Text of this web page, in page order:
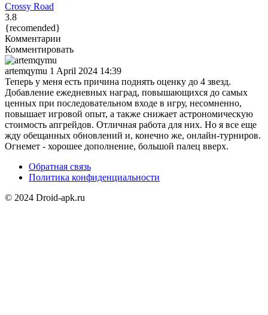
Crossy Road
3.8
{recomended}
Комментарии
Комментировать
artemqymu 1 April 2024 14:39
Теперь у меня есть причина поднять оценку до 4 звезд.
Добавление ежедневных наград, повышающихся до самых
ценных при последовательном входе в игру, несомненно,
повышает игровой опыт, а также снижает астрономическую
стоимость апгрейдов. Отличная работа для них. Но я все еще
жду обещанных обновлений и, конечно же, онлайн-турниров.
Огнемет - хорошее дополнение, большой палец вверх.
Обратная связь
Политика конфиденциальности
© 2024 Droid-apk.ru